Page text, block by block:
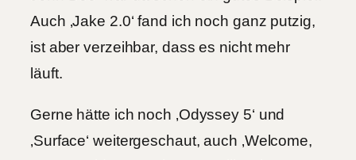
Auch ‚Jake 2.0‘ fand ich noch ganz putzig,
ist aber verzeihbar, dass es nicht mehr
läuft.
Gerne hätte ich noch ‚Odyssey 5‘ und
‚Surface‘ weitergeschaut, auch ‚Welcome,